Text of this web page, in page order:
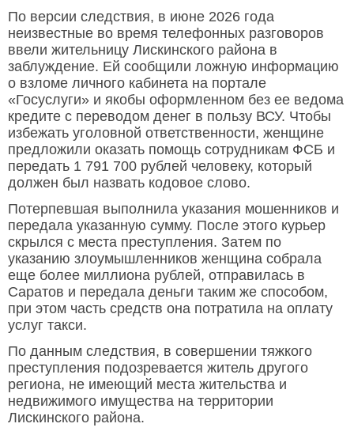
По версии следствия, в июне 2026 года
неизвестные во время телефонных разговоров
ввели жительницу Лискинского района в
заблуждение. Ей сообщили ложную информацию
о взломе личного кабинета на портале
«Госуслуги» и якобы оформленном без ее ведома
кредите с переводом денег в пользу ВСУ. Чтобы
избежать уголовной ответственности, женщине
предложили оказать помощь сотрудникам ФСБ и
передать 1 791 700 рублей человеку, который
должен был назвать кодовое слово.
Потерпевшая выполнила указания мошенников и
передала указанную сумму. После этого курьер
скрылся с места преступления. Затем по
указанию злоумышленников женщина собрала
еще более миллиона рублей, отправилась в
Саратов и передала деньги таким же способом,
при этом часть средств она потратила на оплату
услуг такси.
По данным следствия, в совершении тяжкого
преступления подозревается житель другого
региона, не имеющий места жительства и
недвижимого имущества на территории
Лискинского района.